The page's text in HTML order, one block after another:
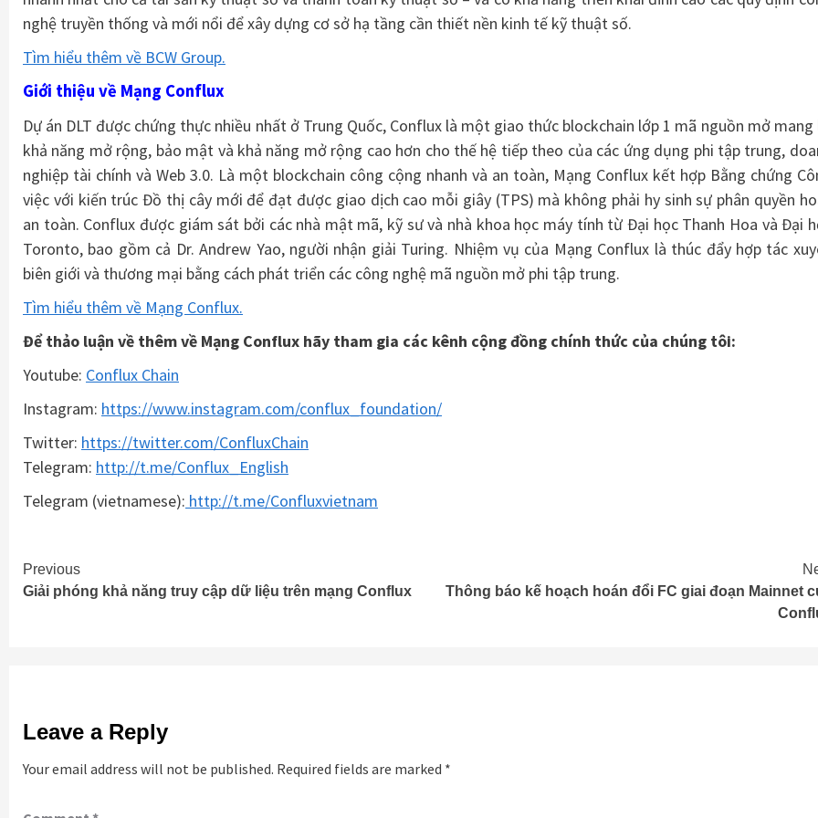
nghệ truyền thống và mới nổi để xây dựng cơ sở hạ tầng cần thiết nền kinh tế kỹ thuật số.
Tìm hiểu thêm về BCW Group.
Giới thiệu về Mạng Conflux
Dự án DLT được chứng thực nhiều nhất ở Trung Quốc, Conflux là một giao thức blockchain lớp 1 mã nguồn mở mang
khả năng mở rộng, bảo mật và khả năng mở rộng cao hơn cho thế hệ tiếp theo của các ứng dụng phi tập trung,
nghiệp tài chính và Web 3.0. Là một blockchain công cộng nhanh và an toàn, Mạng Conflux kết hợp Bằng chứng
việc với kiến ​​trúc Đồ thị cây mới để đạt được giao dịch cao mỗi giây (TPS) mà không phải hy sinh sự phân quyền
an toàn. Conflux được giám sát bởi các nhà mật mã, kỹ sư và nhà khoa học máy tính từ Đại học Thanh Hoa và Đại
Toronto, bao gồm cả Dr. Andrew Yao, người nhận giải Turing. Nhiệm vụ của Mạng Conflux là thúc đẩy hợp tác
biên giới và thương mại bằng cách phát triển các công nghệ mã nguồn mở phi tập trung.
Tìm hiểu thêm về Mạng Conflux.
Để thảo luận về thêm về Mạng Conflux hãy tham gia các kênh cộng đồng chính thức của chúng tôi:
Youtube: Conflux Chain
Instagram: https://www.instagram.com/conflux_foundation/
Twitter: https://twitter.com/ConfluxChain
Telegram: http://t.me/Conflux_English
Telegram (vietnamese): http://t.me/Confluxvietnam
Continue
Reading
Previous
Giải phóng khả năng truy cập dữ liệu trên mạng Conflux
Thông báo kế hoạch hoán đổi FC giai đoạn Mainnet
Leave a Reply
Your email address will not be published. Required fields are marked *